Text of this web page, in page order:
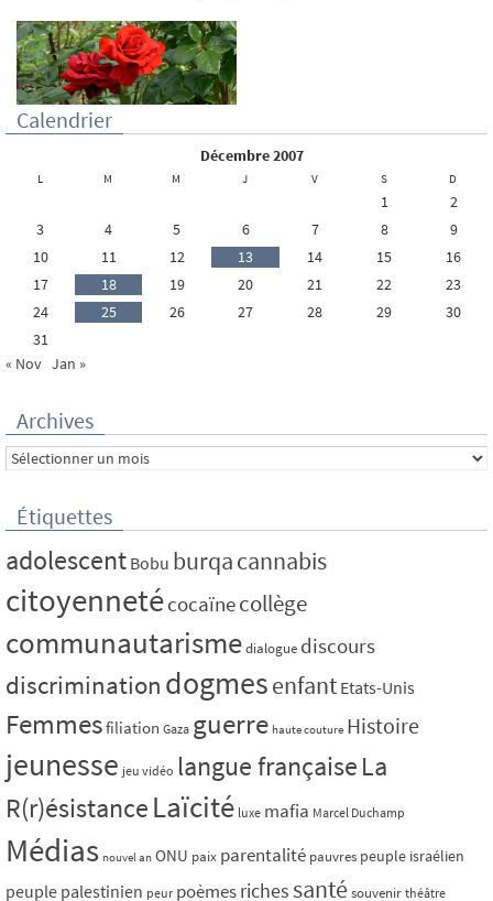
Calendrier
décembre 2007
L M M J V S D
1
2
3
4 5 6 7 8
9
10
11 12 13 14 15
16
17
18 19 20 21 22
23
24
25 26 27 28 29
30
31
« Nov Jan »
Archives
Archives
Étiquettes
adolescent Bobu burqacannabis
citoyennetécocaïnecollège
communautarismedialogue discours
discrimination dogmesenfant Etats-Unis
Femmesfiliation Gaza guerre haute couture Histoire
jeunesse jeu vidéo langue française La
R(r)ésistanceLaïcité luxe mafia Marcel Duchamp
Médias nouvel an ONU paix parentalité pauvres peuple israélien
peuple palestinien peur poèmesriches santé souvenir théâtre